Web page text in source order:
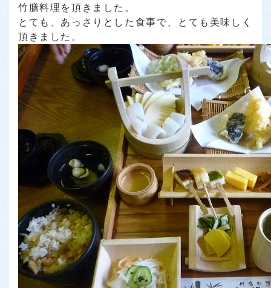
竹膳料理を頂きました。
とても、あっさりとした食事で、とても美味しく
頂きました。